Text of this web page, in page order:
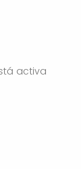
activa